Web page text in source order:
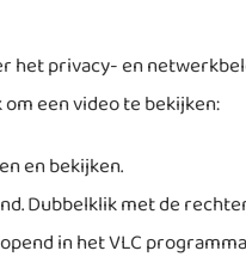
privacy- en
een video te bekijken:
en bekijken.
Dubbelklik met de
in het VLC